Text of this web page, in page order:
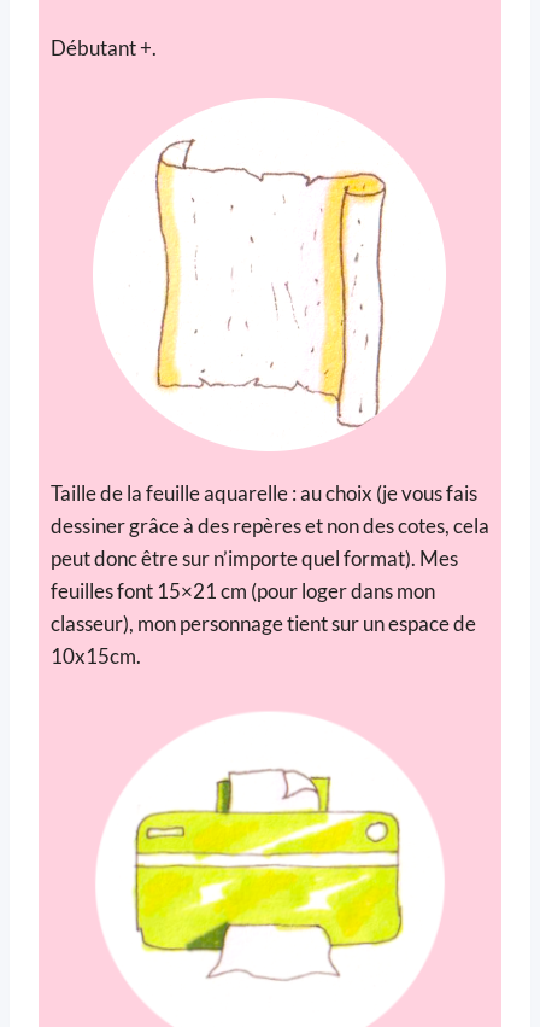
Débutant +.
Taille de la feuille aquarelle : au choix (je vous fais
dessiner grâce à des repères et non des cotes, cela
peut donc être sur n’importe quel format). Mes
feuilles font 15×21 cm (pour loger dans mon
classeur), mon personnage tient sur un espace de
10x15cm.